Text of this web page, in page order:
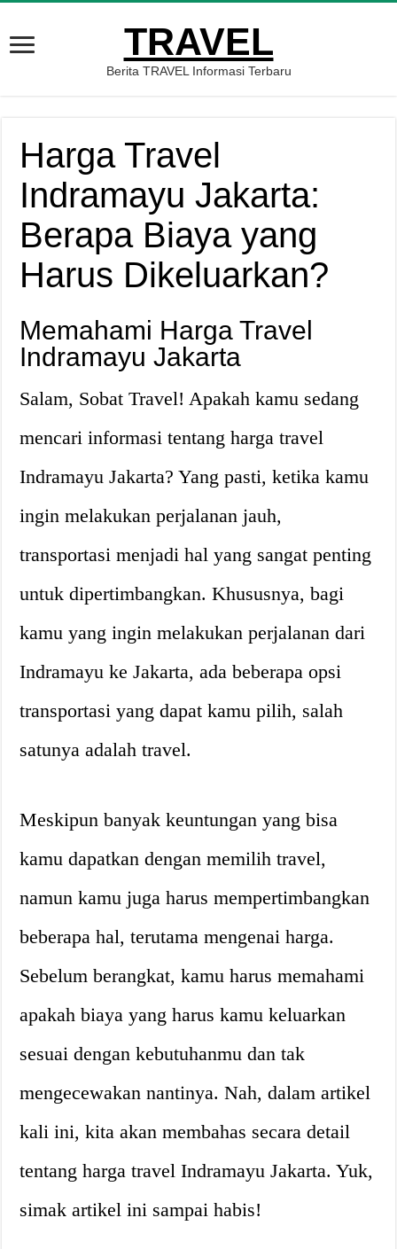
TRAVEL
Berita TRAVEL Informasi Terbaru
Harga Travel
Indramayu Jakarta:
Berapa Biaya yang
Harus Dikeluarkan?
Memahami Harga Travel
Indramayu Jakarta
Salam, Sobat Travel! Apakah kamu sedang
mencari informasi tentang harga travel
Indramayu Jakarta? Yang pasti, ketika kamu
ingin melakukan perjalanan jauh,
transportasi menjadi hal yang sangat penting
untuk dipertimbangkan. Khususnya, bagi
kamu yang ingin melakukan perjalanan dari
Indramayu ke Jakarta, ada beberapa opsi
transportasi yang dapat kamu pilih, salah
satunya adalah travel.
Meskipun banyak keuntungan yang bisa
kamu dapatkan dengan memilih travel,
namun kamu juga harus mempertimbangkan
beberapa hal, terutama mengenai harga.
Sebelum berangkat, kamu harus memahami
apakah biaya yang harus kamu keluarkan
sesuai dengan kebutuhanmu dan tak
mengecewakan nantinya. Nah, dalam artikel
kali ini, kita akan membahas secara detail
tentang harga travel Indramayu Jakarta. Yuk,
simak artikel ini sampai habis!